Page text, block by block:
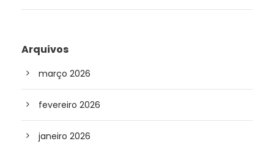
Arquivos
março 2026
fevereiro 2026
janeiro 2026